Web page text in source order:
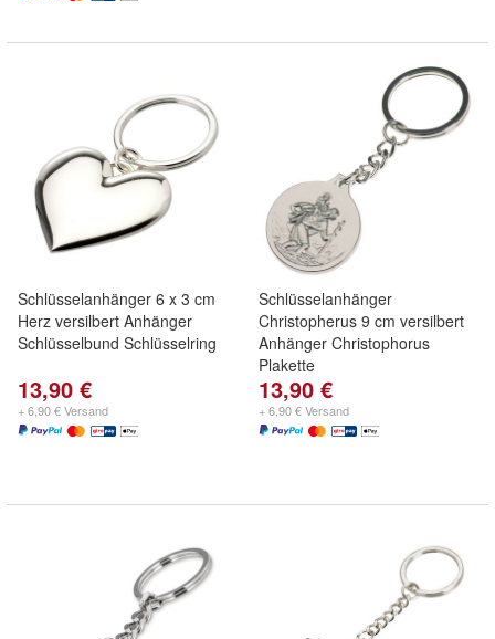
Schlüsselanhänger 6 x 3 cm
Herz versilbert Anhänger
Schlüsselbund Schlüsselring
13,90 €
+ 6,90 € Versand
Schlüsselanhänger
Christopherus 9 cm versilbert
Anhänger Christophorus
Plakette
13,90 €
+ 6,90 € Versand